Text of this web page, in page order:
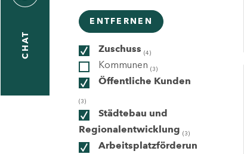
CHAT
ENTFERNEN
Zuschuss (4)
Kommunen (3)
Öffentliche Kunden
(3)
Städtebau und
Regionalentwicklung (3)
Arbeitsplatzförderun